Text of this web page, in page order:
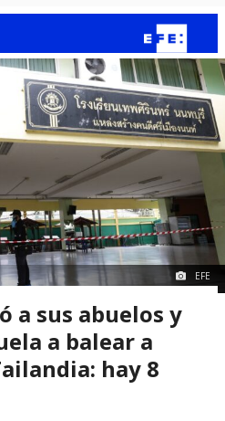
EFE
a sus abuelos y
a balear a
hay 8